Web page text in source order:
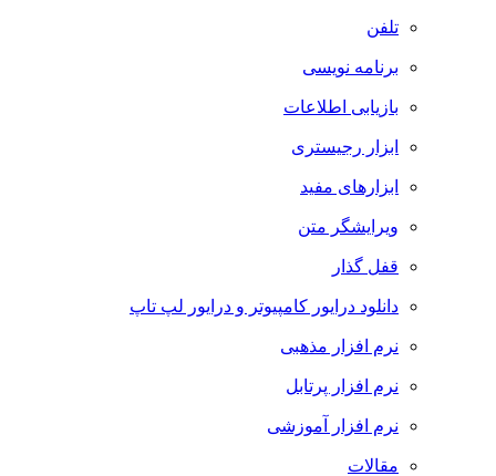
تلفن
برنامه نویسی
بازیابی اطلاعات
ابزار رجیستری
ابزارهای مفید
ویرایشگر متن
قفل گذار
دانلود درایور کامپیوتر و درایور لپ تاپ
نرم افزار مذهبی
نرم افزار پرتابل
نرم افزار آموزشی
مقالات